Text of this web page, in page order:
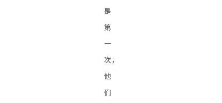
是
第
一
次，
他
们